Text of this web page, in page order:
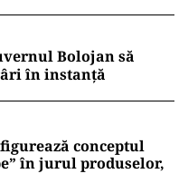
Bolojan să
în instanță
conceptul
în jurul produselor,